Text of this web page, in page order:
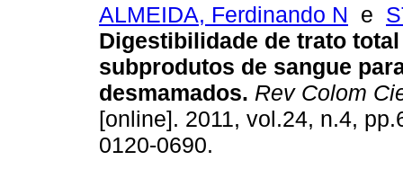
ALMEIDA, Ferdinando N e
Digestibilidade de trato
subprodutos de sangue
desmamados. Rev Colom
[online]. 2011, vol.24, n.4,
0120-0690.